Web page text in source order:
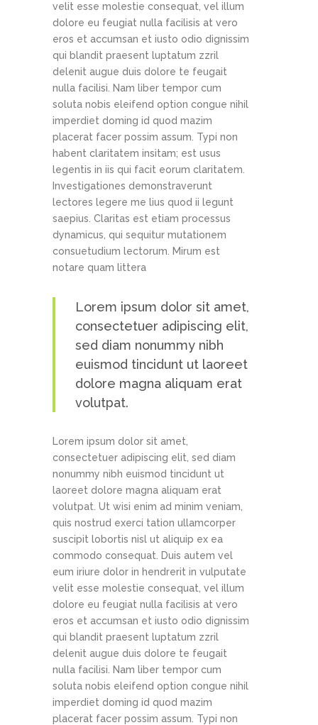
velit esse molestie consequat, vel illum
dolore eu feugiat nulla facilisis at vero
eros et accumsan et iusto odio dignissim
qui blandit praesent luptatum zzril
delenit augue duis dolore te feugait
nulla facilisi. Nam liber tempor cum
soluta nobis eleifend option congue nihil
imperdiet doming id quod mazim
placerat facer possim assum. Typi non
habent claritatem insitam; est usus
legentis in iis qui facit eorum claritatem.
Investigationes demonstraverunt
lectores legere me lius quod ii legunt
saepius. Claritas est etiam processus
dynamicus, qui sequitur mutationem
consuetudium lectorum. Mirum est
notare quam littera
Lorem ipsum dolor sit amet,
consectetuer adipiscing elit,
sed diam nonummy nibh
euismod tincidunt ut laoreet
dolore magna aliquam erat
volutpat.
Lorem ipsum dolor sit amet,
consectetuer adipiscing elit, sed diam
nonummy nibh euismod tincidunt ut
laoreet dolore magna aliquam erat
volutpat. Ut wisi enim ad minim veniam,
quis nostrud exerci tation ullamcorper
suscipit lobortis nisl ut aliquip ex ea
commodo consequat. Duis autem vel
eum iriure dolor in hendrerit in vulputate
velit esse molestie consequat, vel illum
dolore eu feugiat nulla facilisis at vero
eros et accumsan et iusto odio dignissim
qui blandit praesent luptatum zzril
delenit augue duis dolore te feugait
nulla facilisi. Nam liber tempor cum
soluta nobis eleifend option congue nihil
imperdiet doming id quod mazim
placerat facer possim assum. Typi non